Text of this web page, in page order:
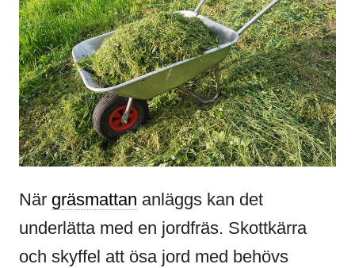
När gräsmattan anläggs kan det
underlätta med en jordfräs. Skottkärra
och skyffel att ösa jord med behövs